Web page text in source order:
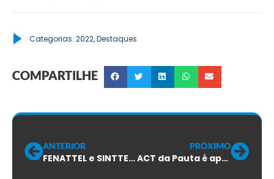
Categorias: 2022,Destaques
COMPARTILHE
ANTERIOR
FENATTEL e SINTTEL-SC recusam proposta da V.TAL para CCT
PRÓXIMO
ACT da Pauta é aprovado pela maioria votante